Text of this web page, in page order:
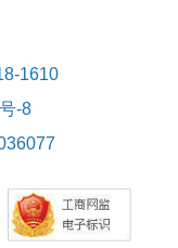
1610
-8